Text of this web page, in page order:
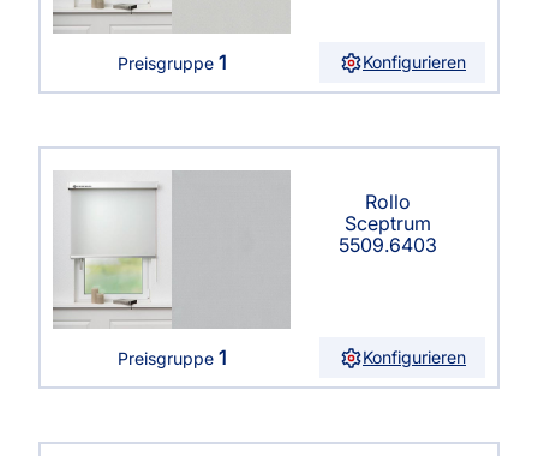
Preisgruppe 1 Konfigurieren
Rollo
Sceptrum
5509.6403
Preisgruppe 1 Konfigurieren